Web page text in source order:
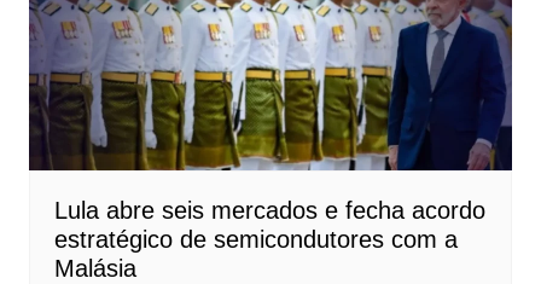
Lula abre seis mercados e fecha acordo
estratégico de semicondutores com a
Malásia